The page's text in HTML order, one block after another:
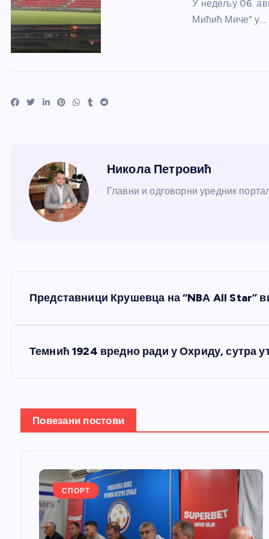
У недељу 06.
Мићић Миче” у…
Никола Петровић
Главни и одговорни уредник
Представници Крушевца на “NBА All Star”
Темнић 1924 вредно ради у Охриду, сутра
Повезани постови
СПОРТ